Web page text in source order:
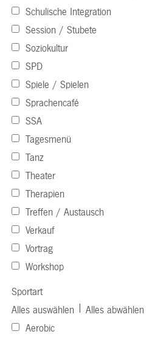
Schulische Integration
Session / Stubete
Soziokultur
SPD
Spiele / Spielen
Sprachencafé
SSA
Tagesmenü
Tanz
Theater
Therapien
Treffen / Austausch
Verkauf
Vortrag
Workshop
Sportart
Alles auswählen
Alles abwählen
Aerobic